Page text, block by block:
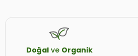
Doğalve Organik